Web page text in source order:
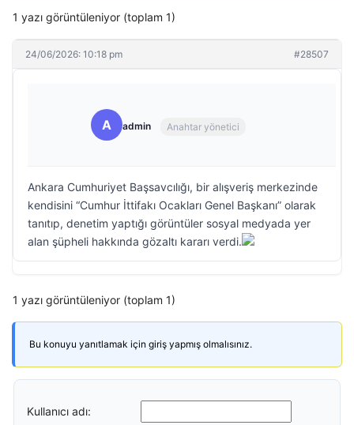
1 yazı görüntüleniyor (toplam 1)
24/06/2026: 10:18 pm #28507
A admin Anahtar yönetici
Ankara Cumhuriyet Başsavcılığı, bir alışveriş merkezinde
kendisini “Cumhur İttifakı Ocakları Genel Başkanı” olarak
tanıtıp, denetim yaptığı görüntüler sosyal medyada yer
alan şüpheli hakkında gözaltı kararı verdi.
1 yazı görüntüleniyor (toplam 1)
Bu konuyu yanıtlamak için giriş yapmış olmalısınız.
Kullanıcı adı: